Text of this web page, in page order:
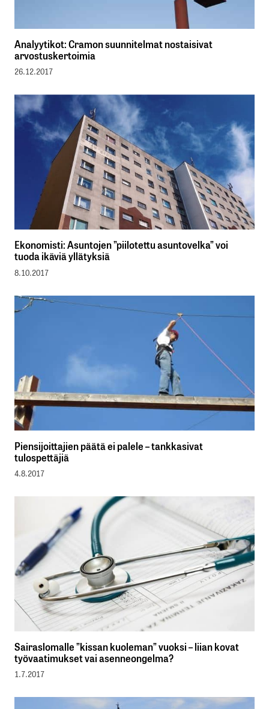
Analyytikot: Cramon suunnitelmat nostaisivat
arvostuskertoimia
26.12.2017
Ekonomisti: Asuntojen ”piilotettu asuntovelka” voi
tuoda ikäviä yllätyksiä
8.10.2017
Piensijoittajien päätä ei palele – tankkasivat
tulospettäjiä
4.8.2017
Sairaslomalle ”kissan kuoleman” vuoksi – liian kovat
työvaatimukset vai asenneongelma?
1.7.2017